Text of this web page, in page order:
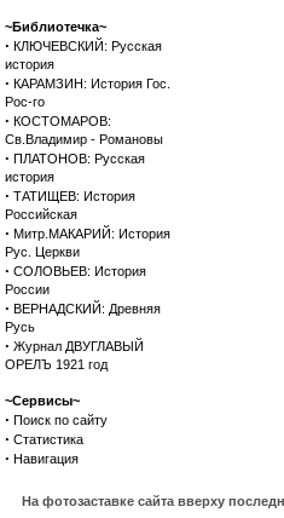
~Библиотечка~
· КЛЮЧЕВСКИЙ: Русская
история
· КАРАМЗИН: История Гос.
Рос-го
· КОСТОМАРОВ:
Св.Владимир - Романовы
· ПЛАТОНОВ: Русская
история
· ТАТИЩЕВ: История
Российская
· Митр.МАКАРИЙ: История
Рус. Церкви
· СОЛОВЬЕВ: История
России
· ВЕРНАДСКИЙ: Древняя
Русь
· Журнал ДВУГЛАВЫЙ
ОРЕЛЪ 1921 год
~Сервисы~
· Поиск по сайту
· Статистика
· Навигация
На фотозаставке сайта вверху